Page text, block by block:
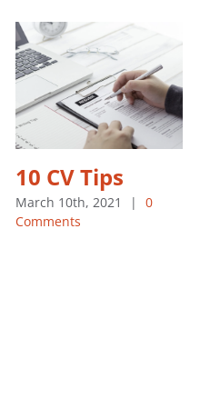
10 CV Tips
March 10th, 2021 |
0
Comments